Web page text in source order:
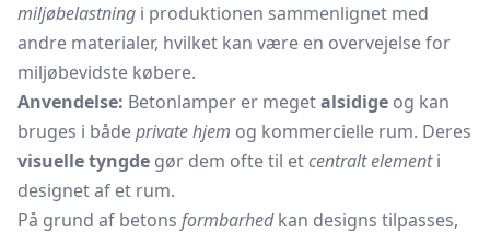
miljøbelastning i produktionen sammenlignet med
andre materialer, hvilket kan være en overvejelse for
miljøbevidste købere.
Anvendelse: Betonlamper er megetalsidige og kan
bruges i bådeprivate hjem og kommercielle rum. Deres
visuelle tyngde gør dem ofte til etcentralt elementi
designet af et rum.
På grund af betons formbarhedkan designs tilpasses,